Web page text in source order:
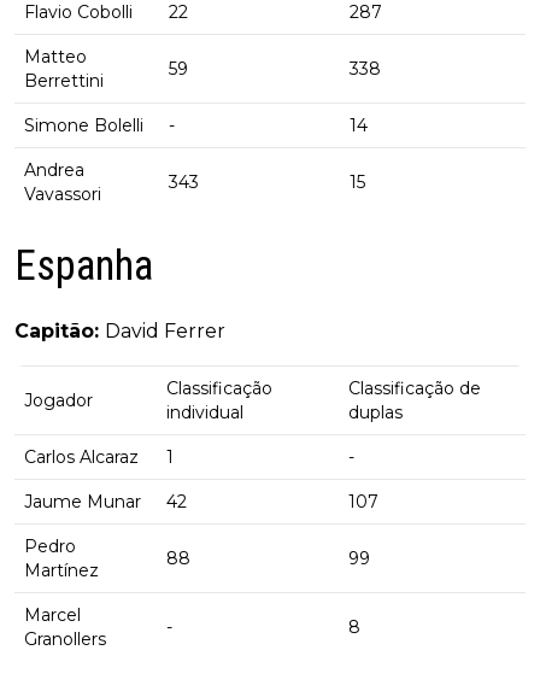
Flavio Cobolli 22 287
Matteo
Berrettini
59 338
Simone Bolelli - 14
Andrea
Vavassori
343 15
Espanha
Capitão: David Ferrer
Jogador
Classificação
individual
Classificação de
duplas
Carlos Alcaraz 1 -
Jaume Munar 42 107
Pedro
Martínez
88 99
Marcel
Granollers
- 8